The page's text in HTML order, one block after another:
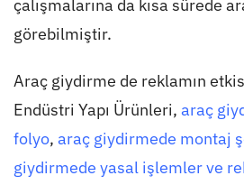
çalışmalarına da kısa sürede
görebilmiştir.
Araç giydirme de reklamın
Endüstri Yapı Ürünleri, araç
folyo, araç giydirmede montaj
giydirmede yasal işlemler ve